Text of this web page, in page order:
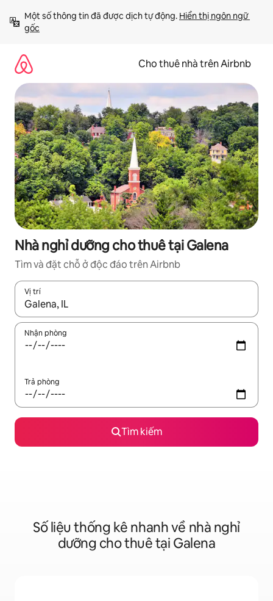
đến
Một số thông tin đã được dịch tự động. Hiển thị ngôn ngữ
gốc
Cho thuê nhà trên Airbnb
Nhà nghỉ dưỡng cho thuê tại Galena
Tìm và đặt chỗ ở độc đáo trên Airbnb
Vị trí
Khi có kết quả, hãy điều hướng bằng phím mũi tên lên và
Nhận phòng
Trả phòng
Tìm kiếm
Số liệu thống kê nhanh về nhà nghỉ
dưỡng cho thuê tại Galena